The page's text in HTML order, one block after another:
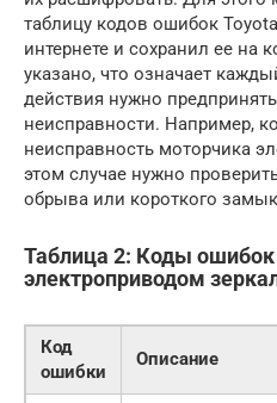
таблицу кодов ошибок
интернете и сохранил ее на
указано, что означает
действия нужно
неисправности. Например,
неисправность моторчика
этом случае нужно
обрыва или короткого
Таблица 2: Коды ошибок
электроприводом
Код
ошибки
Описание